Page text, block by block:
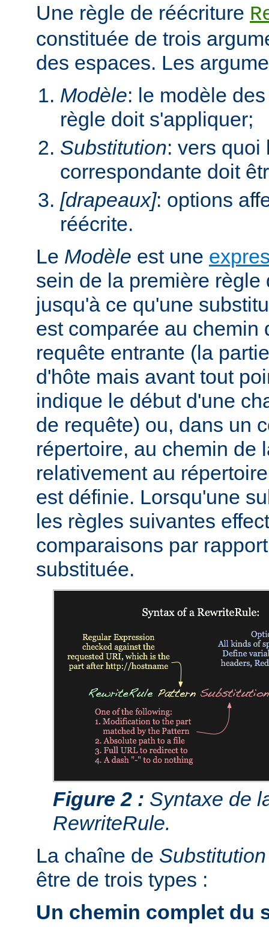
Une règle de réécriture
constituée de trois
des espaces. Les
Modèle: le modèle
règle doit s'appliquer;
Substitution: vers quoi
correspondante doit
[drapeaux]: options
réécrite.
Le Modèle est une
sein de la première règle
jusqu'à ce qu'une
est comparée au chemin
requête entrante (la
d'hôte mais avant tout
indique le début d'une
de requête) ou, dans un
répertoire, au chemin de
relativement au
est définie. Lorsqu'une
les règles suivantes
comparaisons par
substituée.
Figure 2 : Syntaxe de
RewriteRule.
La chaîne de Substitution
être de trois types :
Un chemin complet du